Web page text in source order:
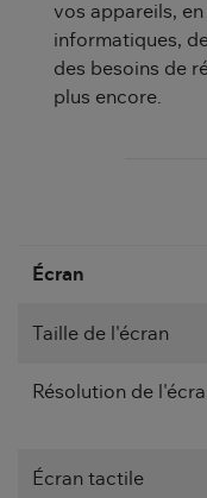
vos appareils,
informatiques,
des besoins de
plus encore.
Écran
Taille de l'écran
Résolution de
Écran tactile